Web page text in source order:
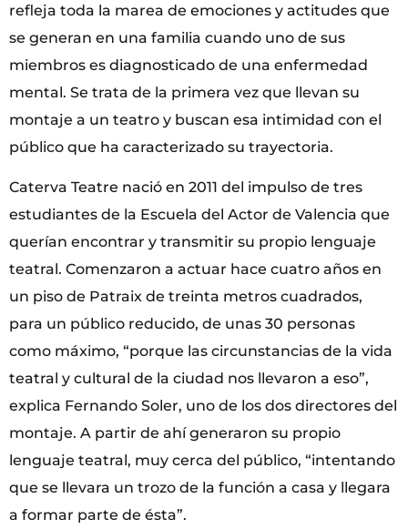
refleja toda la marea de emociones y actitudes que
se generan en una familia cuando uno de sus
miembros es diagnosticado de una enfermedad
mental. Se trata de la primera vez que llevan su
montaje a un teatro y buscan esa intimidad con el
público que ha caracterizado su trayectoria.
Caterva Teatre nació en 2011 del impulso de tres
estudiantes de la Escuela del Actor de Valencia que
querían encontrar y transmitir su propio lenguaje
teatral. Comenzaron a actuar hace cuatro años en
un piso de Patraix de treinta metros cuadrados,
para un público reducido, de unas 30 personas
como máximo, “porque las circunstancias de la vida
teatral y cultural de la ciudad nos llevaron a eso”,
explica Fernando Soler, uno de los dos directores del
montaje. A partir de ahí generaron su propio
lenguaje teatral, muy cerca del público, “intentando
que se llevara un trozo de la función a casa y llegara
a formar parte de ésta”.